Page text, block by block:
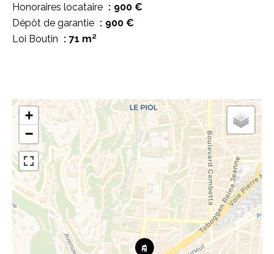
Honoraires locataire
900 €
Dépôt de garantie
900 €
Loi Boutin
71 m²
+
−